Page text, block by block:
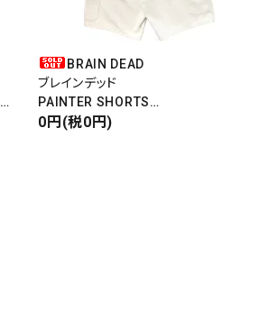
BRAIN DEAD
ブレインデッド
PAINTER SHORTS
ペインターショーツ
0円(税0円)